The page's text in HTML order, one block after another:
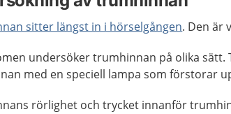
sitter längst in i hörselgången. Den är
undersöker trumhinnan på olika sätt.
med en speciell lampa som förstorar
rörlighet och trycket innanför